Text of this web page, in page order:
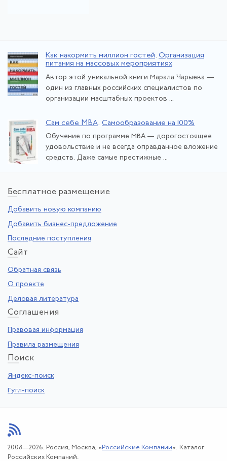
Как накормить миллион гостей. Организация
питания на массовых мероприятиях
Автор этой уникальной книги Марала Чарыева —
один из главных российских специалистов по
организации масштабных проектов ...
Сам себе MBA. Самообразование на 100%
Обучение по программе МВА — дорогостоящее
удовольствие и не всегда оправданное вложение
средств. Даже самые престижные ...
Бесплатное размещение
Добавить новую компанию
Добавить бизнес-предложение
Последние поступления
Сайт
Обратная связь
О проекте
Деловая литература
Соглашения
Правовая информация
Правила размещения
Поиск
Яндекс-поиск
Гугл-поиск
2008—2026. Россия, Москва, « Российские Компании». Каталог
Российских Компаний.